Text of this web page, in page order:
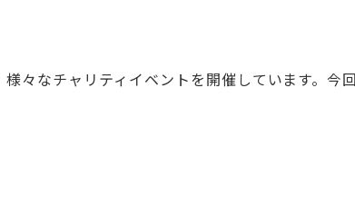
々なチャリティイベントを開催しています。今